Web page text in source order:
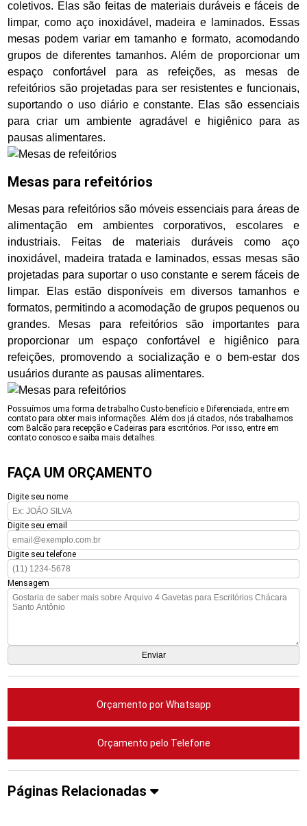
coletivos. Elas são feitas de materiais duráveis e fáceis de
limpar, como aço inoxidável, madeira e laminados. Essas
mesas podem variar em tamanho e formato, acomodando
grupos de diferentes tamanhos. Além de proporcionar um
espaço confortável para as refeições, as mesas de
refeitórios são projetadas para ser resistentes e funcionais,
suportando o uso diário e constante. Elas são essenciais
para criar um ambiente agradável e higiênico para as
pausas alimentares.
Mesas para refeitórios
Mesas para refeitórios são móveis essenciais para áreas de
alimentação em ambientes corporativos, escolares e
industriais. Feitas de materiais duráveis como aço
inoxidável, madeira tratada e laminados, essas mesas são
projetadas para suportar o uso constante e serem fáceis de
limpar. Elas estão disponíveis em diversos tamanhos e
formatos, permitindo a acomodação de grupos pequenos ou
grandes. Mesas para refeitórios são importantes para
proporcionar um espaço confortável e higiênico para
refeições, promovendo a socialização e o bem-estar dos
usuários durante as pausas alimentares.
Possuímos uma forma de trabalho Custo-benefício e Diferenciada, entre em
contato para obter mais informações. Além dos já citados, nós trabalhamos
com Balcão para recepção e Cadeiras para escritórios. Por isso, entre em
contato conosco e saiba mais detalhes.
FAÇA UM ORÇAMENTO
Digite seu nome
Digite seu email
Digite seu telefone
Mensagem
Orçamento por Whatsapp
Orçamento pelo Telefone
Páginas Relacionadas